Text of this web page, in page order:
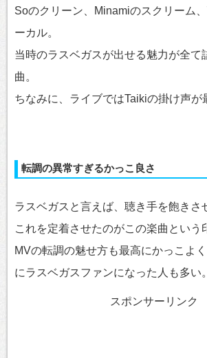
Soのクリーン、Minamiのスクリーム
ーカル。
当時のラスベガスが出せる魅力が全て
曲。
ちなみに、ライブではTaikiの掛け声が
転調の異常すぎるかっこ良さ
ラスベガスと言えば、聴き手を飽きさ
これを定着させたのがこの楽曲という
MVの転調の魅せ方も最高にかっこよ
にラスベガスファンになった人も多い。
スポンサーリンク